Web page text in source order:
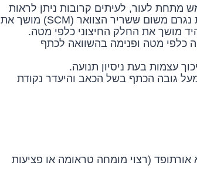
מתחת לעור, לעיתים קרובות ניתן לראות
או למשש "מדרגה" או בליטה במקום השבר. העיוות נגרם משום ששריר הצוואר (SCM) מושך את
מושך את החלק החיצוני כלפי מטה.
כלפי מטה ופנימה בהשוואה לכתף
עצמות בעת ניסיון תנועה.
גובה הכתף בשל הכאב והיעדר נקודת
(רצוי מומחה טראומה או פציעות